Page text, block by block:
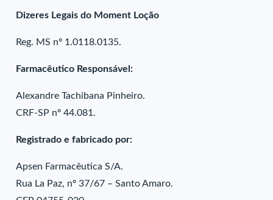
Dizeres Legais do Moment Loção
Reg. MS nº 1.0118.0135.
Farmacêutico Responsável:
Alexandre Tachibana Pinheiro.
CRF-SP nº 44.081.
Registrado e fabricado por:
Apsen Farmacêutica S/A.
Rua La Paz, nº 37/67 – Santo Amaro.